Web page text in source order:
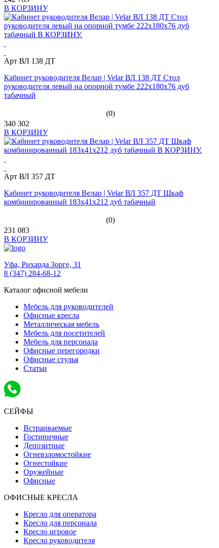
В КОРЗИНУ
Арт ВЛ 138 ДТ
Кабинет руководителя Велар | Velar ВЛ 138 ДТ Стол
руководителя левый на опорной тумбе 222x180x76 дуб
табачный
(0)
340 302
В КОРЗИНУ
Арт ВЛ 357 ДТ
Кабинет руководителя Велар | Velar ВЛ 357 ДТ Шкаф
комбинированный 183x41x212 дуб табачный
(0)
231 083
В КОРЗИНУ
Уфа, Рихарда Зорге, 31
8 (347) 284-68-12
Каталог офисной мебели
Мебель для руководителей
Офисные кресла
Металлическая мебель
Мебель для посетителей
Мебель для персонала
Офисные перегородки
Офисные стулья
Статьи
СЕЙФЫ
Встраиваемые
Гостиничные
Депозитные
Огневзломостойкие
Огнестойкие
Оружейные
Офисные
ОФИСНЫЕ КРЕСЛА
Кресло для оператора
Кресло для персонала
Кресло игровое
Кресло руководителя